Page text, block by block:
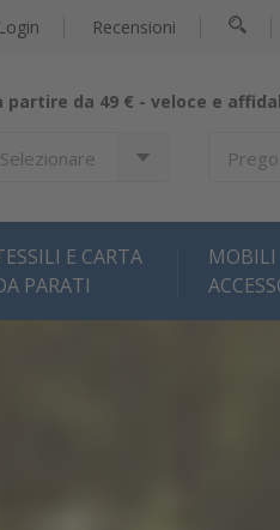
Login Recensioni
partire da 49 € - veloce e
E CARTA
PARATI
MOBILI